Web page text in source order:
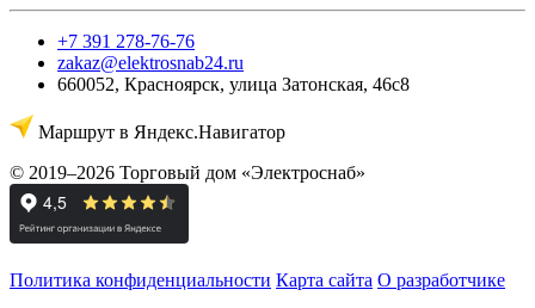
+7 391 278-76-76
zakaz@elektrosnab24.ru
660052, Красноярск, улица Затонская, 46с8
Маршрут в Яндекс.Навигатор
© 2019–2026 Торговый дом «Электроснаб»
Политика конфиденциальности Карта сайта О разработчике